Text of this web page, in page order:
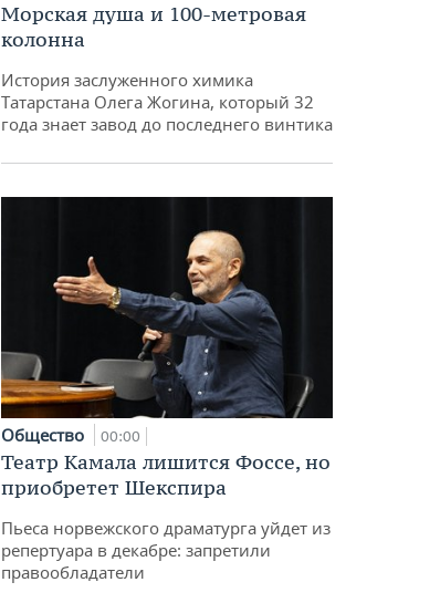
Морская душа и 100-метровая
колонна
История заслуженного химика
Татарстана Олега Жогина, который 32
года знает завод до последнего винтика
Общество 00:00
Театр Камала лишится Фоссе, но
приобретет Шекспира
Пьеса норвежского драматурга уйдет из
репертуара в декабре: запретили
правообладатели